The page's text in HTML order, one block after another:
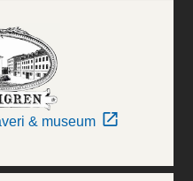
& museum